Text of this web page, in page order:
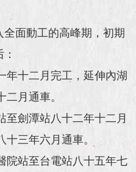
面動工的高峰期，初期
年十二月完工，延伸內湖
二月通車。
至劍潭站八十二年十二月
十三年六月通車。
院站至台電站八十五年七